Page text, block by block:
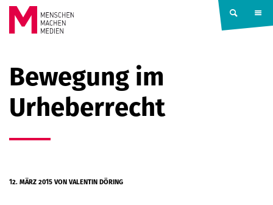
Springe zum Inhalt
MACHEN
MEDIEN
Bewegung im
Urheberrecht
12. MÄRZ 2015VON VALENTIN DÖRING